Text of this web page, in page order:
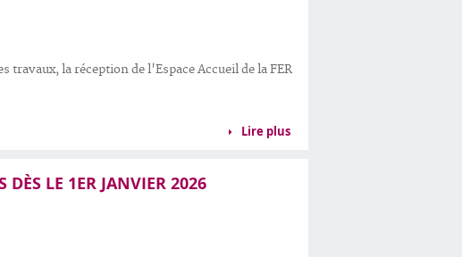
travaux, la réception de l'Espace Accueil de la FER
Lire plus
DÈS LE 1ER JANVIER 2026